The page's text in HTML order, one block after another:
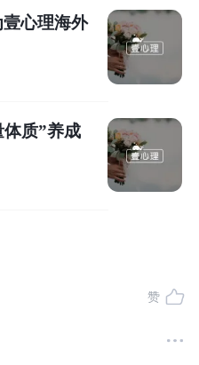
心理海外
质”养成
赞